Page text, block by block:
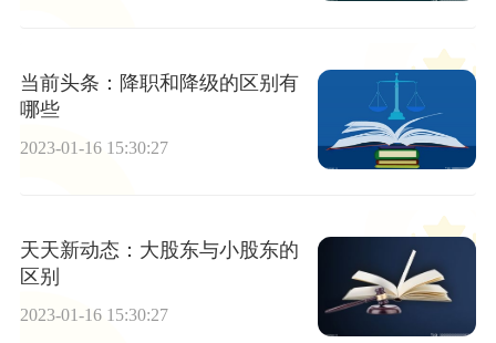
当前头条：降职和降级的区别有
哪些
2023-01-16 15:30:27
天天新动态：大股东与小股东的
区别
2023-01-16 15:30:27